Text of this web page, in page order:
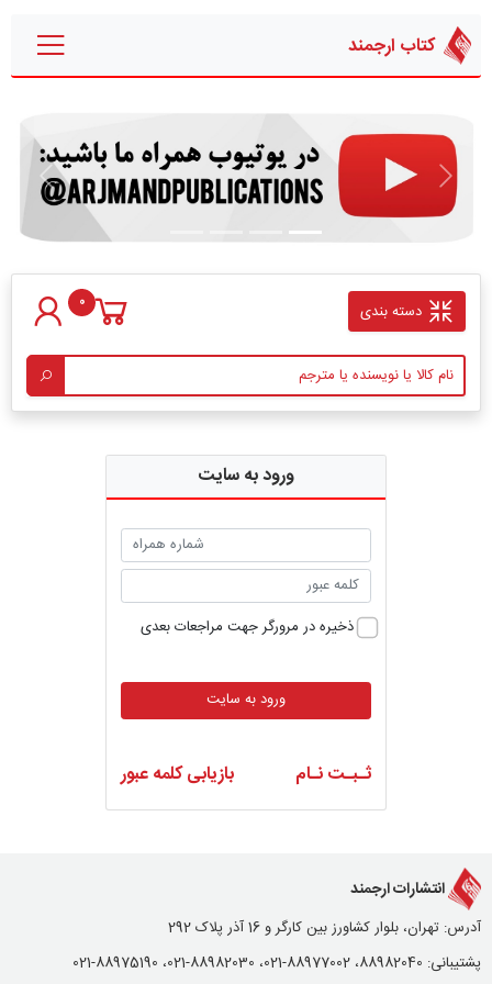
کتاب ارجمند
قبلی بعدی
دسته بندی 0
ورود به سایت
ذخیره در مرورگر جهت مراجعات بعدی
ورود به سایت
ثـبـت نـام بازیابی کلمه عبور
انتشارات ارجمند
آدرس: تهران، بلوار کشاورز بین کارگر و 16 آذر پلاک 292
پشتیبانی: 88982040، 88977002-021، 88982030-021، 88975190-021